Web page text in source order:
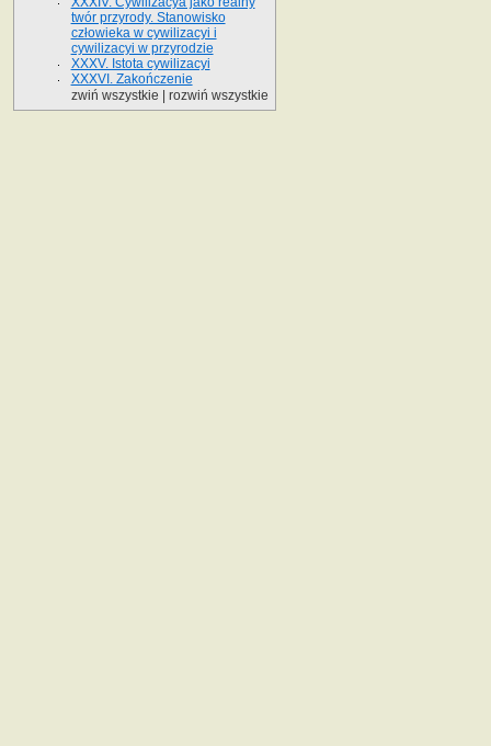
twór przyrody. Stanowisko
człowieka w cywilizacyi i
cywilizacyi w przyrodzie
XXXV. Istota cywilizacyi
XXXVI. Zakończenie
zwiń wszystkie
rozwiń wszystkie